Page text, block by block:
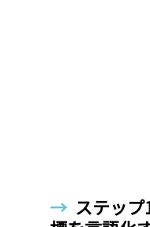
→ ステッ